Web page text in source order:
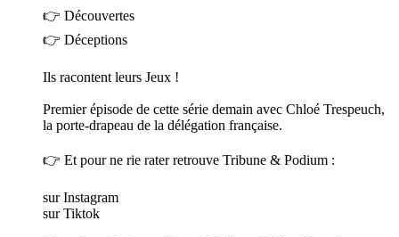
👉 Découvertes
👉 Déceptions
Ils racontent leurs Jeux !
Premier épisode de cette série demain avec Chloé Trespeuch,
la porte-drapeau de la délégation française.
👉 Et pour ne rie rater retrouve Tribune & Podium :
sur Instagram
sur Tiktok